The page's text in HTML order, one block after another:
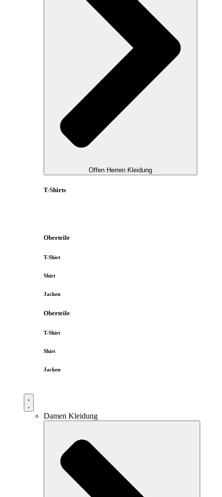
Offen Herren Kleidung
T-Shirts
Oberteile
T-Shirt
Shirt
Jacken
Oberteile
T-Shirt
Shirt
Jacken
Damen Kleidung